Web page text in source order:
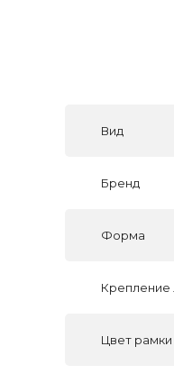
Вид
Бренд
Форма
Крепление
Цвет рамки